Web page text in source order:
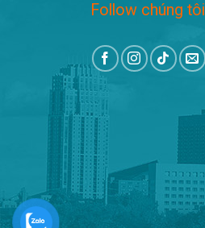
Follow chúng tôi